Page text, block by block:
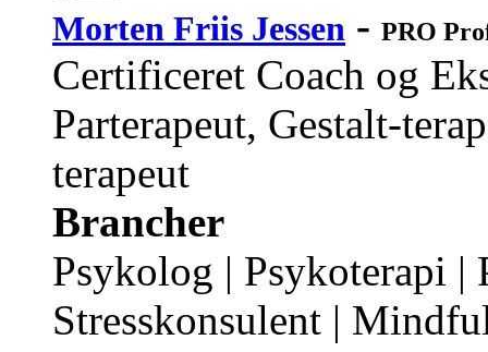
Morten Friis Jessen - PRO
Certificeret Coach og
Parterapeut, Gestalt-
terapeut
Brancher
Psykolog | Psykoterapi |
Stresskonsulent |